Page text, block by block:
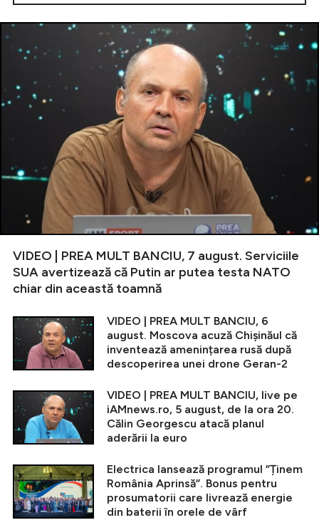
VIDEO | PREA MULT BANCIU, 7 august. Serviciile
SUA avertizează că Putin ar putea testa NATO
chiar din această toamnă
VIDEO | PREA MULT BANCIU, 6
august. Moscova acuză Chișinăul că
inventează amenințarea rusă după
descoperirea unei drone Geran-2
VIDEO | PREA MULT BANCIU, live pe
iAMnews.ro, 5 august, de la ora 20.
Călin Georgescu atacă planul
aderării la euro
Electrica lansează programul ”Ținem
România Aprinsă”. Bonus pentru
prosumatorii care livrează energie
din baterii în orele de vârf